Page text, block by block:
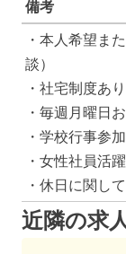
備考
・本人希望ま
談）
・社宅制度あ
・毎週月曜日
・学校行事参
・女性社員活
・休日に関し
近隣の求